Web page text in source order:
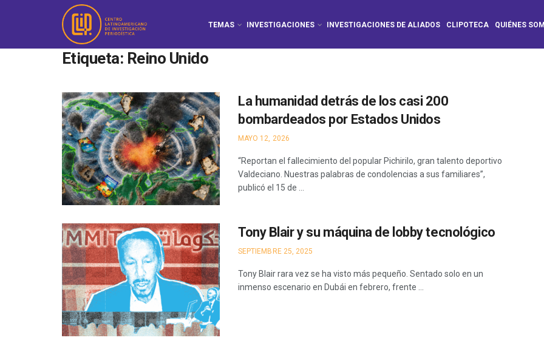
TEMAS INVESTIGACIONES INVESTIGACIONES DE ALIADOS CLIPOTECA QUIÉNES
Etiqueta: Reino Unido
La humanidad detrás de los casi 200
bombardeados por Estados Unidos
MAYO 12, 2026
“Reportan el fallecimiento del popular Pichirilo, gran talento deportivo
Valdeciano. Nuestras palabras de condolencias a sus familiares”,
publicó el 15 de ...
Tony Blair y su máquina de lobby tecnológico
SEPTIEMBRE 25, 2025
Tony Blair rara vez se ha visto más pequeño. Sentado solo en un
inmenso escenario en Dubái en febrero, frente ...